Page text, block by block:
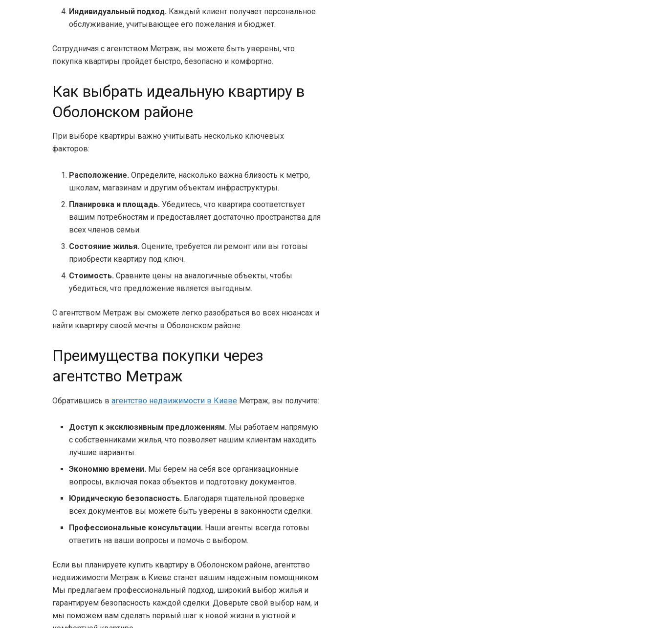
Индивидуальный подход. Каждый клиент получает персональное
обслуживание, учитывающее его пожелания и бюджет.
Сотрудничая с агентством Метраж, вы можете быть уверены, что
покупка квартиры пройдет быстро, безопасно и комфортно.
Как выбрать идеальную квартиру в
Оболонском районе
При выборе квартиры важно учитывать несколько ключевых
факторов:
Расположение. Определите, насколько важна близость к метро,
школам, магазинам и другим объектам инфраструктуры.
Планировка и площадь. Убедитесь, что квартира соответствует
вашим потребностям и предоставляет достаточно пространства для
всех членов семьи.
Состояние жилья. Оцените, требуется ли ремонт или вы готовы
приобрести квартиру под ключ.
Стоимость. Сравните цены на аналогичные объекты, чтобы
убедиться, что предложение является выгодным.
С агентством Метраж вы сможете легко разобраться во всех нюансах и
найти квартиру своей мечты в Оболонском районе.
Преимущества покупки через
агентство Метраж
Обратившись в агентство недвижимости в Киеве Метраж, вы получите:
Доступ к эксклюзивным предложениям. Мы работаем напрямую
с собственниками жилья, что позволяет нашим клиентам находить
лучшие варианты.
Экономию времени. Мы берем на себя все организационные
вопросы, включая показ объектов и подготовку документов.
Юридическую безопасность. Благодаря тщательной проверке
всех документов вы можете быть уверены в законности сделки.
Профессиональные консультации. Наши агенты всегда готовы
ответить на ваши вопросы и помочь с выбором.
Если вы планируете купить квартиру в Оболонском районе, агентство
недвижимости Метраж в Киеве станет вашим надежным помощником.
Мы предлагаем профессиональный подход, широкий выбор жилья и
гарантируем безопасность каждой сделки. Доверьте свой выбор нам, и
мы поможем вам сделать первый шаг к новой жизни в уютной и